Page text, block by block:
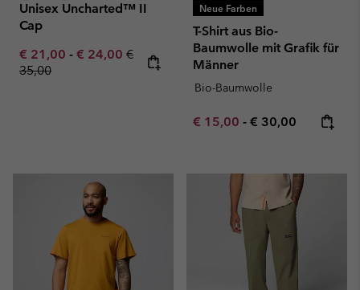
Unisex Uncharted™ II
Cap
Minimum sale price:
€ 21,00 - Maximum sale price:
€ 24,00 Regular price:
€
35,00
Neue Farben
T-Shirt aus Bio-
Baumwolle mit Grafik für
Männer
Bio-Baumwolle
Minimum sale price:
€ 15,00 - Maximum price:
€ 30,00